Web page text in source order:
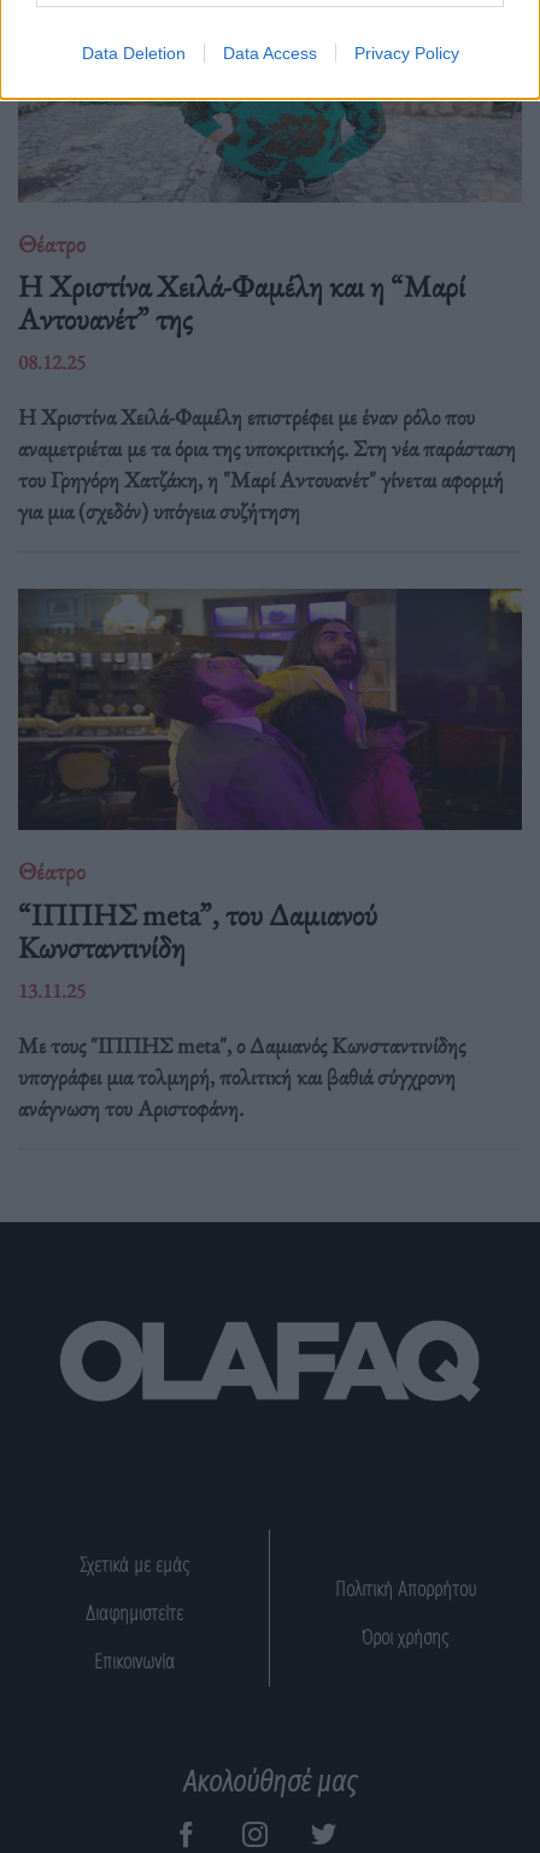
Data Deletion Data Access Privacy Policy
Θέατρο
Η Χριστίνα Χειλά-Φαμέλη και η “Μαρί
Αντουανέτ” της
08.12.25
Η Χριστίνα Χειλά-Φαμέλη επιστρέφει με έναν ρόλο που
αναμετριέται με τα όρια της υποκριτικής. Στη νέα παράσταση
του Γρηγόρη Χατζάκη, η "Μαρί Αντουανέτ" γίνεται αφορμή
για μια (σχεδόν) υπόγεια συζήτηση
Θέατρο
“ΙΠΠΗΣ meta”, του Δαμιανού
Κωνσταντινίδη
13.11.25
Με τους "ΙΠΠΗΣ meta", ο Δαμιανός Κωνσταντινίδης
υπογράφει μια τολμηρή, πολιτική και βαθιά σύγχρονη
ανάγνωση του Αριστοφάνη.
Σχετικά με εμάς
Διαφημιστείτε
Επικοινωνία
Πολιτική Απορρήτου
Όροι χρήσης
Ακολούθησέ μας